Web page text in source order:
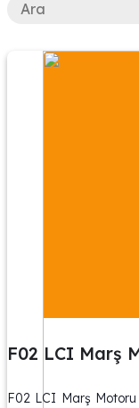
F02 LCI Marş
F02 LCI Marş